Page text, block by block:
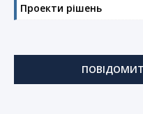
Проекти рішень